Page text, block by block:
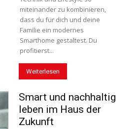
miteinander zu kombinieren,
dass du für dich und deine
Familie ein modernes
Smarthome gestaltest. Du
profitierst...
Weiterlesen
Smart und nachhaltig
leben im Haus der
Zukunft